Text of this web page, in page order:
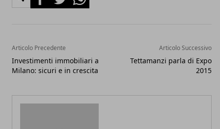
Articolo Precedente
Investimenti immobiliari a
Milano: sicuri e in crescita
Articolo Successivo
Tettamanzi parla di Expo
2015